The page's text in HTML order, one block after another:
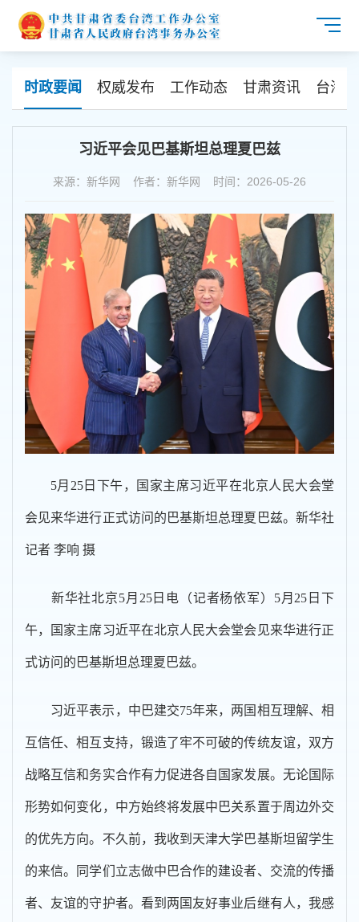
时政要闻 权威发布 工作动态 甘肃资讯 台海
习近平会见巴基斯坦总理夏巴兹
来源：新华网 作者：新华网 时间：2026-05-26
5月25日下午，国家主席习近平在北京人民大会堂
会见来华进行正式访问的巴基斯坦总理夏巴兹。新华社
记者 李响 摄
新华社北京5月25日电（记者杨依军）5月25日下
午，国家主席习近平在北京人民大会堂会见来华进行正
式访问的巴基斯坦总理夏巴兹。
习近平表示，中巴建交75年来，两国相互理解、相
互信任、相互支持，锻造了牢不可破的传统友谊，双方
战略互信和务实合作有力促进各自国家发展。无论国际
形势如何变化，中方始终将发展中巴关系置于周边外交
的优先方向。不久前，我收到天津大学巴基斯坦留学生
的来信。同学们立志做中巴合作的建设者、交流的传播
者、友谊的守护者。看到两国友好事业后继有人，我感